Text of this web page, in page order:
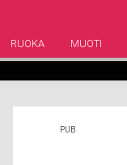
RUOKA MUOTI